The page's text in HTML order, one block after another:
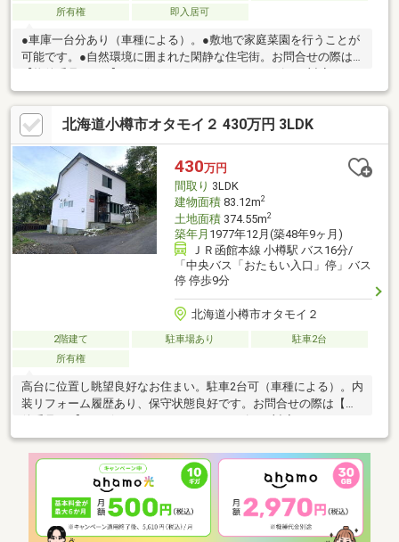
所有権
即入居可
●車庫一台分あり（車種による）。●敷地で家庭菜園を行うことが
可能です。●自然環境に囲まれた閑静な住宅街。お問合せの際は
ます。駐車２台可、ＬＤＫ２０畳以上、土地50坪以上、閑静な住
宅地、前道６ｍ以上、和室、始発駅、２階建、全居室６畳以上
北海道小樽市オタモイ２ 430万円 3LDK
430万円
間取り 3LDK
建物面積83.12m2
土地面積374.55m2
築年月 1977年12月(築48年9ヶ月)
ＪＲ函館本線 小樽駅 バス16分/
「中央バス「おたもい入口」停」バス
停 停歩9分
北海道小樽市オタモイ２
2階建て 駐車場あり
駐車2台
所有権
高台に位置し眺望良好なお住まい。駐車2台可（車種による）。内
装リフォーム履歴あり、保守状態良好です。お問合せの際は【物
駐車２台可、土地100坪以上、閑静な住宅地、ＬＤＫ１５畳以
上、前道６ｍ以上、和室、始発駅、２階建、浴室に窓、緑豊かな
住宅地、高台に立地、周辺交通量少なめ